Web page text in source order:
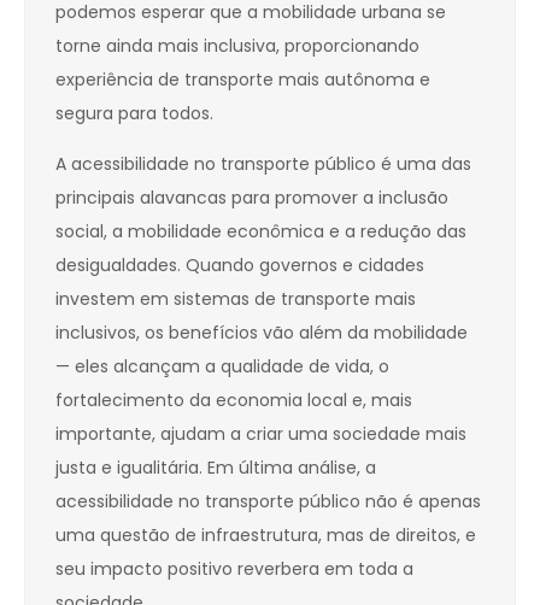
podemos esperar que a mobilidade urbana se
torne ainda mais inclusiva, proporcionando
experiência de transporte mais autônoma e
segura para todos.
A acessibilidade no transporte público é uma das
principais alavancas para promover a inclusão
social, a mobilidade econômica e a redução das
desigualdades. Quando governos e cidades
investem em sistemas de transporte mais
inclusivos, os benefícios vão além da mobilidade
— eles alcançam a qualidade de vida, o
fortalecimento da economia local e, mais
importante, ajudam a criar uma sociedade mais
justa e igualitária. Em última análise, a
acessibilidade no transporte público não é apenas
uma questão de infraestrutura, mas de direitos, e
seu impacto positivo reverbera em toda a